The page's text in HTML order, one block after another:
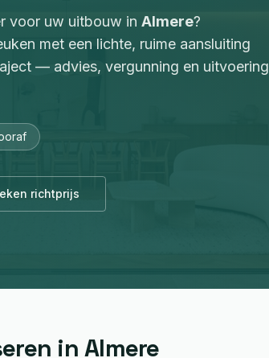
voor uw uitbouw in Almere?
met een lichte, ruime aansluiting
— advies, vergunning en uitvoering
richtprijs
in Almere